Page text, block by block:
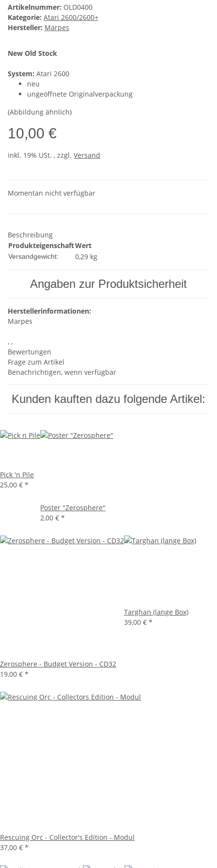
Artikelnummer: OLD0400
Kategorie: Atari 2600/2600+
Hersteller: Marpes
New Old Stock
System: Atari 2600
neu
ungeöffnete Originalverpackung
(Abbildung ähnlich)
10,00 €
inkl. 19% USt. , zzgl. Versand
Momentan nicht verfügbar
Beschreibung
ProdukteigenschaftWert
Versandgewicht: 0,29 kg
Angaben zur Produktsicherheit
Herstellerinformationen:
Marpes
, ,
Bewertungen
Frage zum Artikel
Benachrichtigen, wenn verfügbar
Kunden kauften dazu folgende Artikel:
Pick 'n Pile
25,00 € *
Poster "Zerosphere"
2,00 € *
Zerosphere - Budget Version - CD32
19,00 € *
Targhan (lange Box)
39,00 € *
Rescuing Orc - Collector's Edition - Modul
37,00 € *